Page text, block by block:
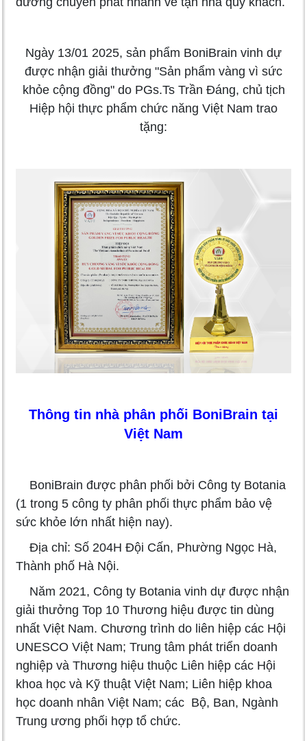
Ngày 13/01 2025, sản phẩm BoniBrain vinh dự
được nhận giải thưởng "Sản phẩm vàng vì sức
khỏe cộng đồng" do PGs.Ts Trần Đáng, chủ tịch
Hiệp hội thực phẩm chức năng Việt Nam trao
tặng:
Thông tin nhà phân phối BoniBrain tại
Việt Nam
BoniBrain được phân phối bởi Công ty Botania
(1 trong 5 công ty phân phối thực phẩm bảo vệ
sức khỏe lớn nhất hiện nay).
Địa chỉ: Số 204H Đội Cấn, Phường Ngọc Hà,
Thành phố Hà Nội.
Năm 2021, Công ty Botania vinh dự được nhận
giải thưởng Top 10 Thương hiệu được tin dùng
nhất Việt Nam. Chương trình do liên hiệp các Hội
UNESCO Việt Nam; Trung tâm phát triển doanh
nghiệp và Thương hiệu thuộc Liên hiệp các Hội
khoa học và Kỹ thuật Việt Nam; Liên hiệp khoa
học doanh nhân Việt Nam; các Bộ, Ban, Ngành
Trung ương phối hợp tổ chức.